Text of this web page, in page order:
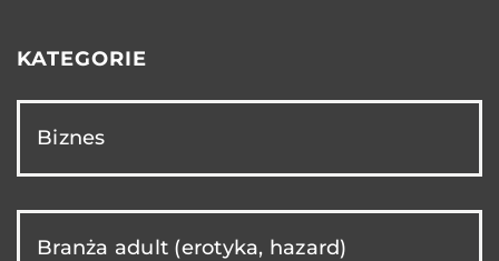
KATEGORIE
Biznes
Branża adult (erotyka, hazard)